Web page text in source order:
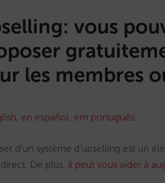
vous
les membres
, en español, em português.
d’un système d’upselling est un
De plus, il peut vous aider à